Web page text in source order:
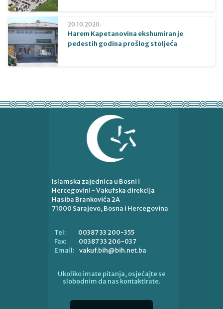
20.10.2020.
Harem Kapetanovina ekshumiran je
pedestih godina prošlog stoljeća
Islamska zajednica u Bosni i
Hercegovini - Vakufska direkcija
Hasiba Brankovića 2A
71000 Sarajevo, Bosna i Hercegovina
Tel:
00387 33 200-355
Fax:
00387 33 206-037
Email: vakuf.bih@bih.net.ba
Ukoliko imate pitanja, osjećajte se
slobodnim da nas kontaktirate.